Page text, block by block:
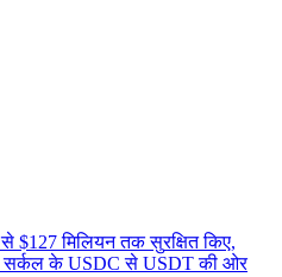
स $1 27 मलयन तक सरकत कए,
सरल क USDC स USDT क ओर